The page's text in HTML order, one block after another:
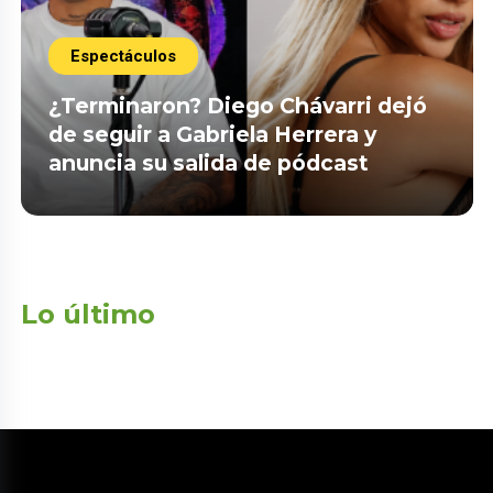
Espectáculos
¿Terminaron? Diego Chávarri dejó
de seguir a Gabriela Herrera y
anuncia su salida de pódcast
Lo último